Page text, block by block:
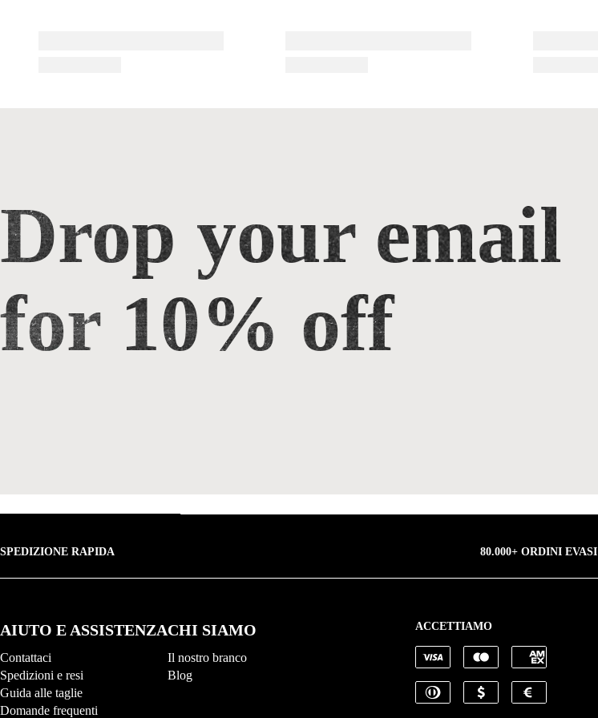
Drop your email
for 10% off
SPEDIZIONE RAPIDA 80.000+ ORDINI EVASI
AIUTO E ASSISTENZA
Contattaci
Spedizioni e resi
Guida alle taglie
Domande frequenti
CHI SIAMO
Il nostro branco
Blog
ACCETTIAMO